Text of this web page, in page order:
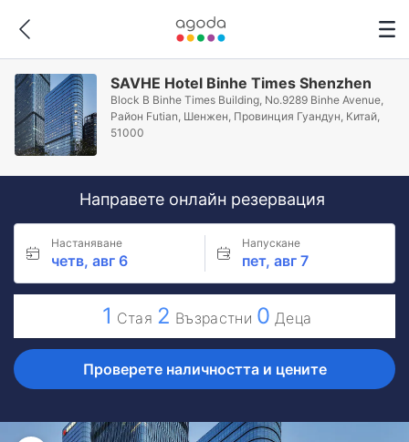
SAVHE Hotel Binhe Times Shenzhen
Block B Binhe Times Building, No.9289 Binhe Avenue,
Район Futian, Шeнжeн, Провинция Гуандун, Китай,
51000
Направете онлайн резервация
Настаняване
четв, авг 6
Напускане
пет, авг 7
1 Стая 2 Възрастни 0 Деца
Проверете наличността и цените